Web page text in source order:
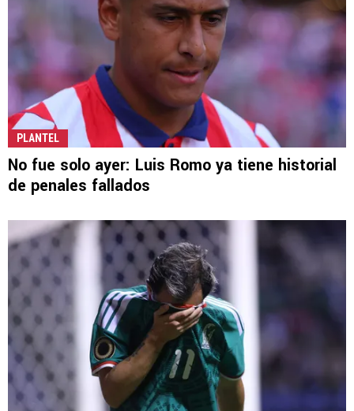
PLANTEL
No fue solo ayer: Luis Romo ya tiene historial
de penales fallados